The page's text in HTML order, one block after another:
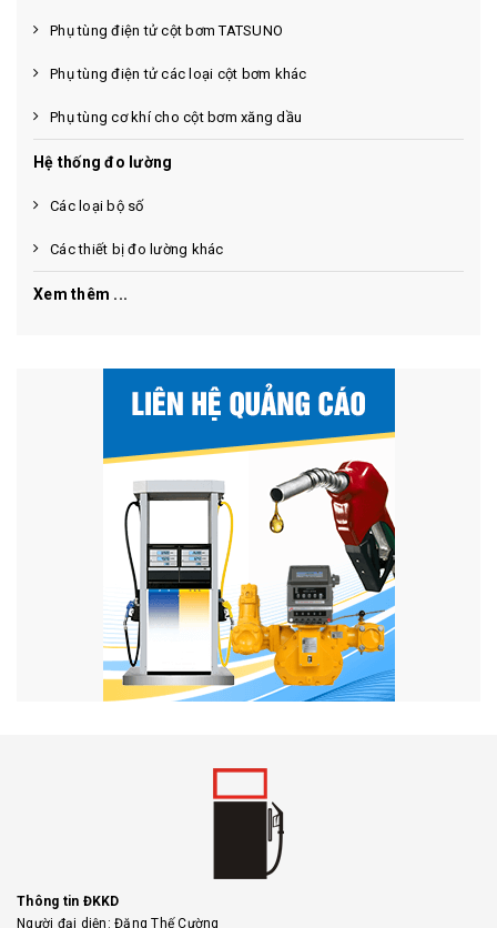
Phụ tùng điện tử cột bơm TATSUNO
Phụ tùng điện tử các loại cột bơm khác
Phụ tùng cơ khí cho cột bơm xăng dầu
Hệ thống đo lường
Các loại bộ số
Các thiết bị đo lường khác
Xem thêm ...
Thông tin ĐKKD
Người đại diện: Đặng Thế Cường